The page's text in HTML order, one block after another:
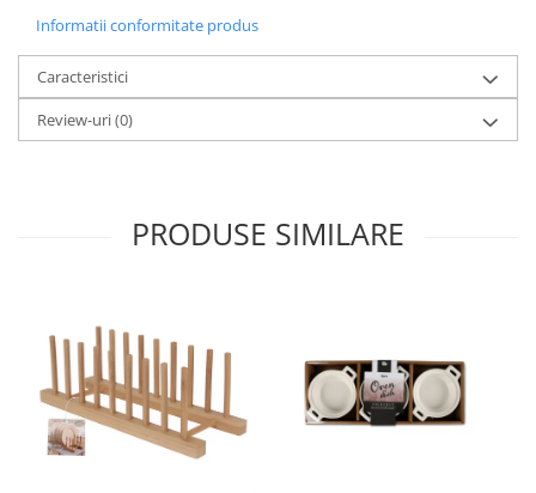
Informatii conformitate produs
Caracteristici
Review-uri(0)
PRODUSE SIMILARE